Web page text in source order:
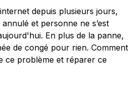
depuis plusieurs jours,
et personne ne s’est
En plus de la panne,
de congé pour rien. Comment
ce problème et réparer ce